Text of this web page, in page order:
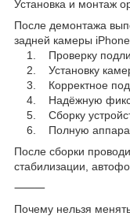
Установка и монтаж
После демонтажа
задней камеры
1. Проверку
2. Установку
3. Корректное
4. Надёжную
5. Сборку
6. Полную
После сборки
стабилизации,
⸻
Почему нельзя